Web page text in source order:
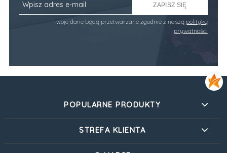
ZAPISZ SIĘ
Twoje dane będą przetwarzane zgodnie z naszą polityką
prywatności
POPULARNE PRODUKTY
STREFA KLIENTA